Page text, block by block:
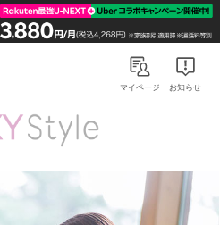
Rakuten RAXYマイページ お知らせ